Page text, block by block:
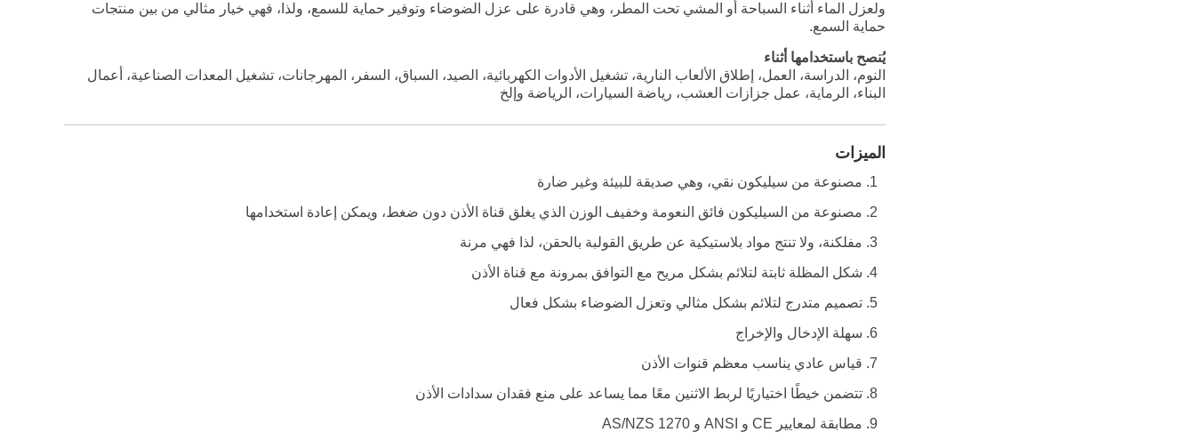
ولعزل الماء أثناء السباحة أو المشي تحت المطر، وهي قادرة على عزل الضوضاء وتوفير حماية للسمع، ولذا، فهي خيار مثالي من بين منتجات
حماية السمع.
يُنصح باستخدامها أثناء
النوم، الدراسة، العمل، إطلاق الألعاب النارية، تشغيل الأدوات الكهربائية، الصيد، السباق، السفر، المهرجانات، تشغيل المعدات الصناعية، أعمال
البناء، الرماية، عمل جزازات العشب، رياضة السيارات، الرياضة وإلخ
الميزات
مصنوعة من سيليكون نقي، وهي صديقة للبيئة وغير ضارة
مصنوعة من السيليكون فائق النعومة وخفيف الوزن الذي يغلق قناة الأذن دون ضغط، ويمكن إعادة استخدامها
مفلكنة، ولا تنتج مواد بلاستيكية عن طريق القولبة بالحقن، لذا فهي مرنة
شكل المظلة ثابتة لتلائم بشكل مريح مع التوافق بمرونة مع قناة الأذن
تصميم متدرج لتلائم بشكل مثالي وتعزل الضوضاء بشكل فعال
سهلة الإدخال والإخراج
قياس عادي يناسب معظم قنوات الأذن
تتضمن خيطًا اختياريًا لربط الاثنين معًا مما يساعد على منع فقدان سدادات الأذن
مطابقة لمعايير CE و ANSI و AS/NZS 1270